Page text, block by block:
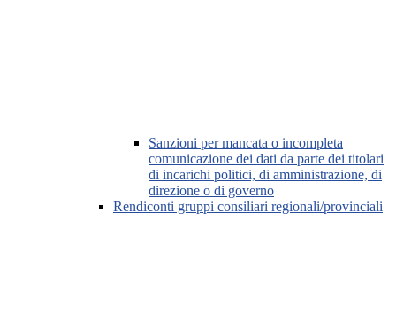
Sanzioni per mancata o incompleta
comunicazione dei dati da parte dei titolari
di incarichi politici, di amministrazione, di
direzione o di governo
Rendiconti gruppi consiliari regionali/provinciali